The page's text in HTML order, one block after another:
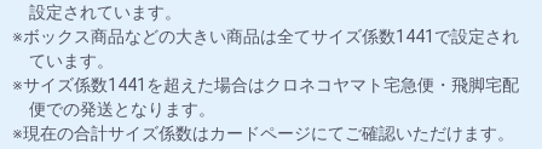
設定されています。
ボックス商品などの大きい商品は全てサイズ係数1441で設定され
ています。
サイズ係数1441を超えた場合はクロネコヤマト宅急便・飛脚宅配
便での発送となります。
現在の合計サイズ係数はカードページにてご確認いただけます。